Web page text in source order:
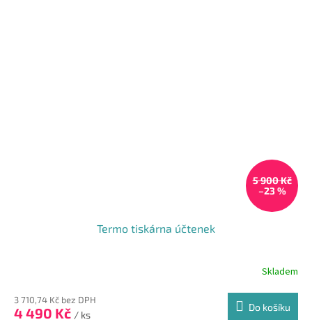
5 900 Kč
–23 %
Termo tiskárna účtenek
Skladem
3 710,74 Kč bez DPH
4 490 Kč / ks
Do košíku